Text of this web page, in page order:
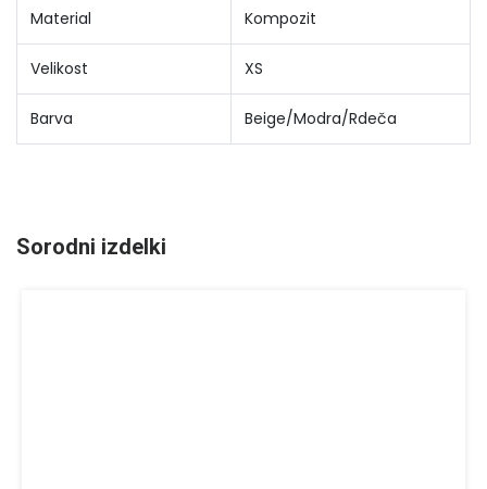
Material Kompozit
Velikost XS
Barva Beige/Modra/Rdeča
Sorodni izdelki